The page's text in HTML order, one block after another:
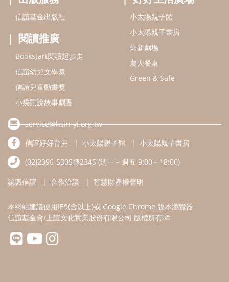
信誼好好育兒
小太陽親子書房
(02)2396-5305轉2345 (週一～週五 9:00～18:00)
認識信誼 合作洽談 智慧財產權聲明
本網站建議使用IE9(含以上)或 Google Chrome 版本瀏覽器
信誼基金會/上誼文化實業股份有限公司 版權所有 ©